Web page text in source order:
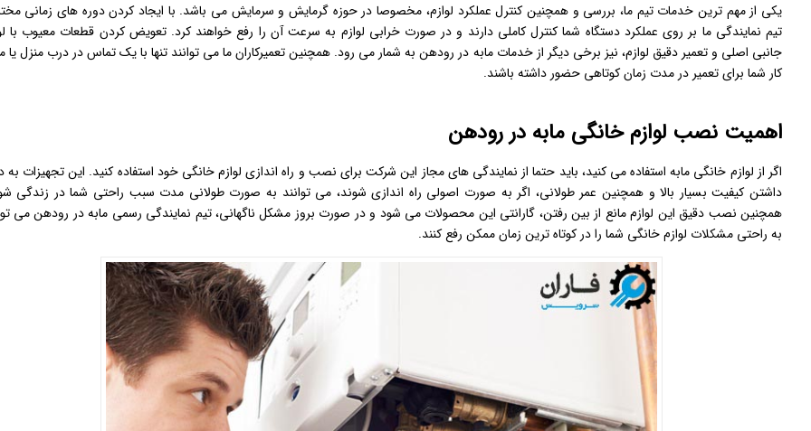
یکی از مهم ترین خدمات تیم ما، بررسی و همچنین کنترل عملکرد لوازم، مخصوصا در حوزه گرمایش و سرمایش می باشد. با ایجاد کردن دوره های زمانی
تیم نمایندگی ما بر روی عملکرد دستگاه شما کنترل کاملی دارند و در صورت خرابی لوازم به سرعت آن را رفع خواهند کرد. تعویض کردن قطعات معیوب با
جانبی اصلی و تعمیر دقیق لوازم، نیز برخی دیگر از خدمات مابه در رودهن به شمار می رود. همچنین تعمیرکاران ما می توانند تنها با یک تماس در درب منزل
کار شما برای تعمیر در مدت زمان کوتاهی حضور داشته باشند.
اهمیت نصب لوازم خانگی مابه در رودهن
اگر از لوازم خانگی مابه استفاده می کنید، باید حتما از نمایندگی های مجاز این شرکت برای نصب و راه اندازی لوازم خانگی خود استفاده کنید. این تجهیزات به
داشتن کیفیت بسیار بالا و همچنین عمر طولانی، اگر به صورت اصولی راه اندازی شوند، می توانند به صورت طولانی مدت سبب راحتی شما در زندگی
همچنین نصب دقیق این لوازم مانع از بین رفتن، گارانتی این محصولات می شود و در صورت بروز مشکل ناگهانی، تیم نمایندگی رسمی مابه در رودهن می
به راحتی مشکلات لوازم خانگی شما را در کوتاه ترین زمان ممکن رفع کنند.